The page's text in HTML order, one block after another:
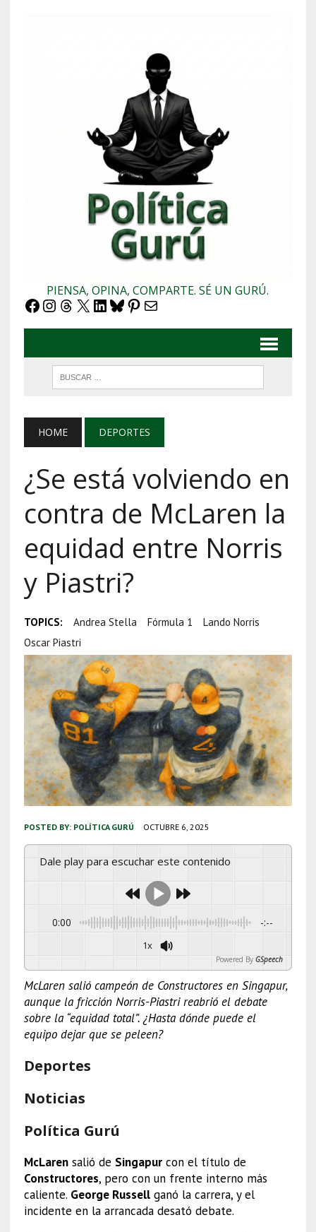
PIENSA, OPINA, COMPARTE. SÉ UN GURÚ.
Facebook
Instagram
Threads
X LinkedIn
Bluesky
Pinterest
Correo electrónico
HOME DEPORTES
¿Se está volviendo en
contra de McLaren la
equidad entre Norris
y Piastri?
TOPICS: Andrea Stella Fórmula 1
Lando Norris
Oscar Piastri
POSTED BY: POLÍTICA GURÚ OCTUBRE 6, 2025
Dale play para escuchar este contenido
0:00 -:--
1x
Powered By GSpeech
McLaren salió campeón de Constructores en Singapur,
aunque la fricción Norris-Piastri reabrió el debate
sobre la “equidad total”. ¿Hasta dónde puede el
equipo dejar que se peleen?
Deportes
Noticias
Política Gurú
McLarensalió de Singapurcon el título de
Constructores, pero con un frente interno más
caliente. George Russellganó la carrera, y el
incidente en la arrancada desató debate.